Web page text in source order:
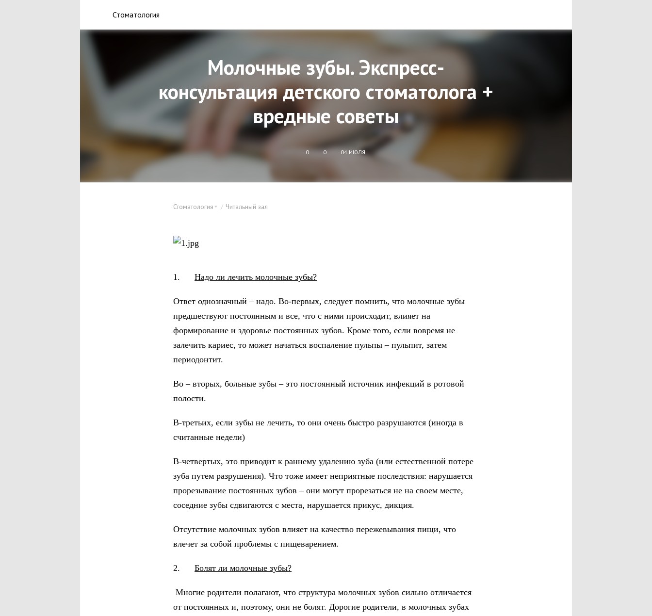
Стоматология
Молочные зубы. Экспресс-
консультация детского стоматолога +
вредные советы
0 0 04 ИЮЛЯ
Стоматология Читальный зал
1. Надо ли лечить молочные зубы?
Ответ однозначный – надо. Во-первых, следует помнить, что молочные зубы
предшествуют постоянным и все, что с ними происходит, влияет на
формирование и здоровье постоянных зубов. Кроме того, если вовремя не
залечить кариес, то может начаться воспаление пульпы – пульпит, затем
периодонтит.
Во – вторых, больные зубы – это постоянный источник инфекций в ротовой
полости.
В-третьих, если зубы не лечить, то они очень быстро разрушаются (иногда в
считанные недели)
В-четвертых, это приводит к раннему удалению зуба (или естественной потере
зуба путем разрушения). Что тоже имеет неприятные последствия: нарушается
прорезывание постоянных зубов – они могут прорезаться не на своем месте,
соседние зубы сдвигаются с места, нарушается прикус, дикция.
Отсутствие молочных зубов влияет на качество пережевывания пищи, что
влечет за собой проблемы с пищеварением.
2. Болят ли молочные зубы?
Многие родители полагают, что структура молочных зубов сильно отличается
от постоянных и, поэтому, они не болят. Дорогие родители, в молочных зубах